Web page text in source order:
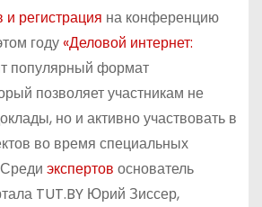
регистрация на конференцию
году «Деловой интернет:
популярный формат
позволяет участникам не
но и активно участвовать в
во время специальных
экспертов основатель
TUT.BY Юрий Зиссер,